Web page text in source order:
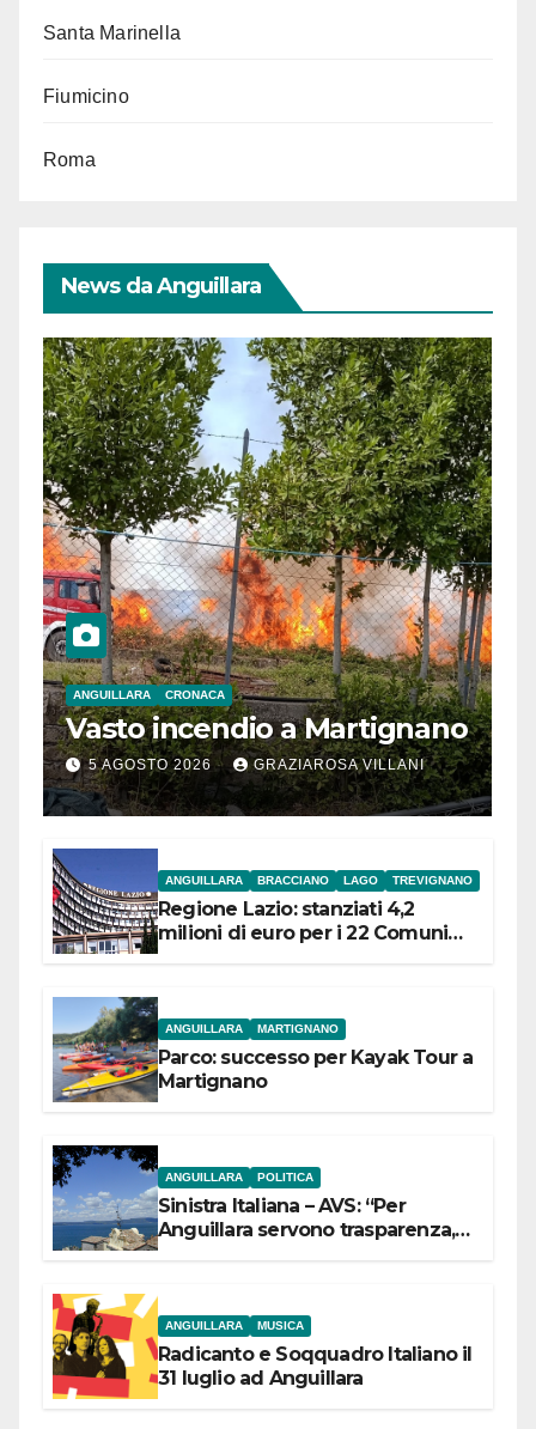
Santa Marinella
Fiumicino
Roma
News da Anguillara
ANGUILLARA CRONACA
Vasto incendio a Martignano
5 AGOSTO 2026 GRAZIAROSA VILLANI
ANGUILLARA BRACCIANO LAGO TREVIGNANO
Regione Lazio: stanziati 4,2
milioni di euro per i 22 Comuni
ANGUILLARA MARTIGNANO
Parco: successo per Kayak Tour a
Martignano
ANGUILLARA POLITICA
Sinistra Italiana – AVS: “Per
Anguillara servono trasparenza,
ANGUILLARA MUSICA
Radicanto e Soqquadro Italiano il
31 luglio ad Anguillara